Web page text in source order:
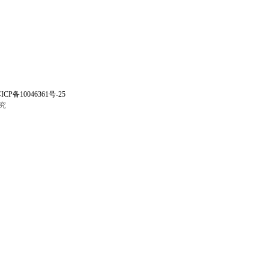
备10046361号-25